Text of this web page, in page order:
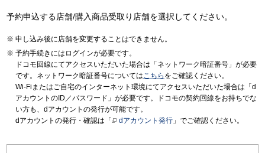
予約申込する店舗/購入商品受取り店舗を選択してください。
申し込み後に店舗を変更することはできません。
予約手続きにはログインが必要です。
ドコモ回線にてアクセスいただいた場合は「ネットワーク暗証番号」が必要
です。ネットワーク暗証番号についてはこちら をご確認ください。
Wi-Fiまたはご自宅のインターネット環境にてアクセスいただいた場合は「d
アカウントのID／パスワード」が必要です。ドコモの契約回線をお持ちでな
い方も、dアカウントの発行が可能です。
dアカウントの発行・確認は「
dアカウント発行 」でご確認ください。